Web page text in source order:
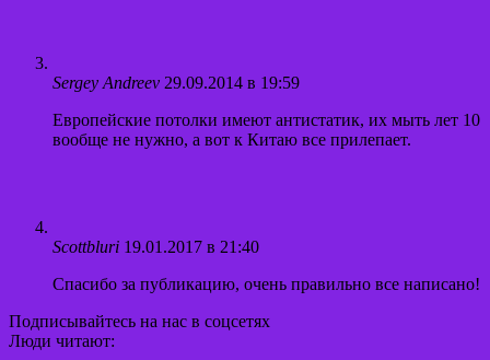
Sergey Andreev 29.09.2014 в 19:59
Европейские потолки имеют антистатик, их мыть лет 10
вообще не нужно, а вот к Китаю все прилепает.
Scottbluri 19.01.2017 в 21:40
Спасибо за публикацию, очень правильно все написано!
Подписывайтесь на нас в соцсетях
Люди читают: